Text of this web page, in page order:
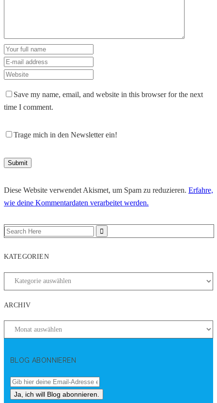
Save my name, email, and website in this browser for the next
time I comment.
Trage mich in den Newsletter ein!
Diese Website verwendet Akismet, um Spam zu reduzieren. Erfahre,
wie deine Kommentardaten verarbeitet werden.
KATEGORIEN
ARCHIV
BLOG ABONNIEREN